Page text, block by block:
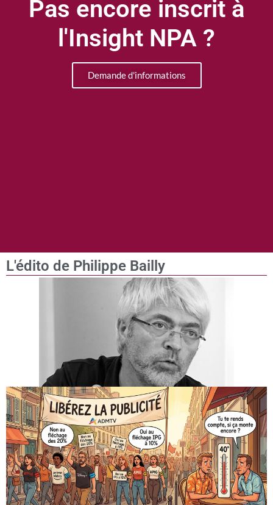
Pas encore inscrit à
l'Insight NPA ?
Demande d'informations
L'édito de Philippe Bailly